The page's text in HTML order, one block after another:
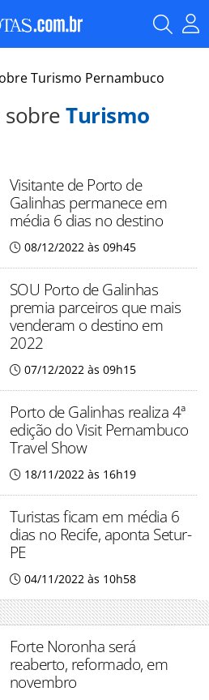
Turismo Pernambuco
sobreTurismo
Visitante de Porto de
Galinhas permanece em
média 6 dias no destino
08/12/2022 às 09h45
SOU Porto de Galinhas
premia parceiros que mais
venderam o destino em
2022
07/12/2022 às 09h15
Porto de Galinhas realiza 4ª
edição do Visit Pernambuco
Travel Show
18/11/2022 às 16h19
Turistas ficam em média 6
dias no Recife, aponta Setur-
PE
04/11/2022 às 10h58
Forte Noronha será
reaberto, reformado, em
novembro